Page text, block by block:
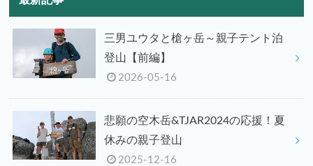
三男ユウタと槍ヶ岳～親子テント泊
登山【前編】
2026-05-16
悲願の空木岳&TJAR2024の応援！夏
休みの親子登山
2025-12-16